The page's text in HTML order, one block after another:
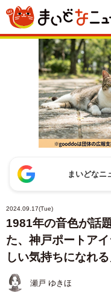
まいどなニ
2024.09.17(Tue)
1981年の音色が話
た、神戸ポートア
しい気持ちになれる
瀬戸 ゆきほ